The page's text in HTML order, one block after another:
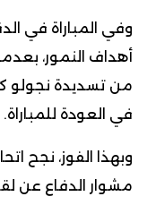
أهداف النمور،
من تسديدة نجولو
في العودة للمباراة.
مشوار الدفاع عن